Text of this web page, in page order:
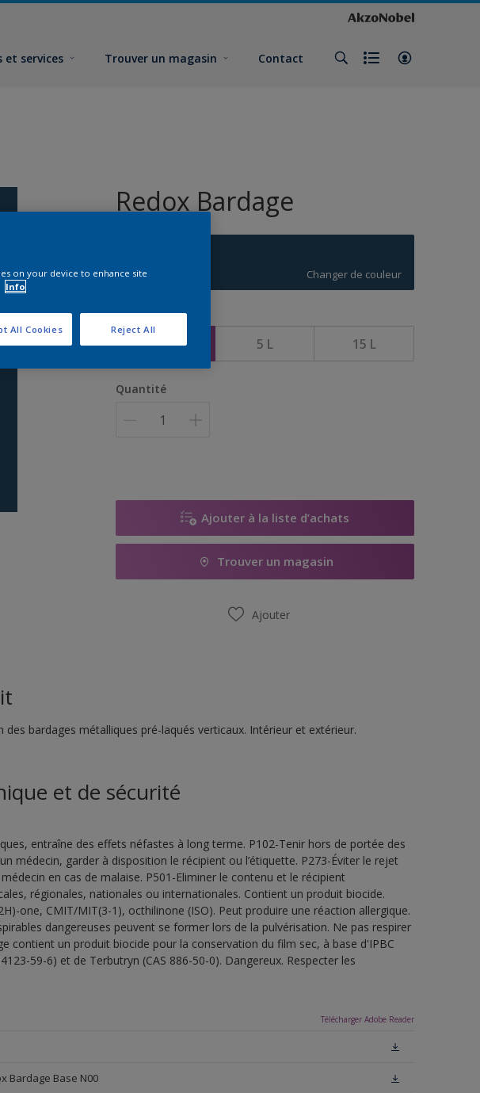
et services Trouver un magasin Contact
Redox Bardage
Changer de couleur
Format
1 L 5 L 15 L
Quantité
Ajouter à la liste d’achats
Trouver un magasin
Ajouter
bardages métalliques pré-laqués verticaux. Intérieur et extérieur.
et de sécurité
entraîne des effets néfastes à long terme. P102-Tenir hors de portée des
médecin, garder à disposition le récipient ou l’étiquette. P273-Éviter le rejet
en cas de malaise. P501-Eliminer le contenu et le récipient
régionales, nationales ou internationales. Contient un produit biocide.
one, CMIT/MIT(3-1), octhilinone (ISO). Peut produire une réaction allergique.
dangereuses peuvent se former lors de la pulvérisation. Ne pas respirer
contient un produit biocide pour la conservation du film sec, à base d'IPBC
59-6) et de Terbutryn (CAS 886-50-0). Dangereux. Respecter les
Télécharger Adobe Reader
Bardage Base N00
on your device to enhance site
Info
Reject All
All Cookies